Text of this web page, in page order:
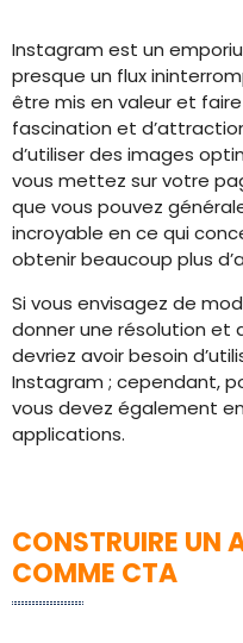
Instagram est un
presque un flux
être mis en valeur et
fascination et
d’utiliser des images
vous mettez sur votre
que vous pouvez
incroyable en ce qui
obtenir beaucoup plus
Si vous envisagez de
donner une résolution et
devriez avoir besoin
Instagram ; cependant,
vous devez également
applications.
CONSTRUIRE UN
COMME CTA